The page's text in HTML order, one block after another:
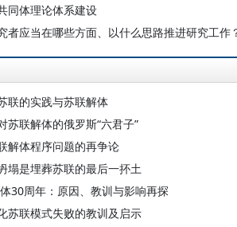
同体理论体系建设
者应当在哪些方面、以什么思路推进研究工作
联的实践与苏联解体
苏联解体的俄罗斯“六君子”
解体程序问题的再争论
塌是埋葬苏联的最后一抔土
30周年：原因、教训与影响再探
苏联模式失败的教训及启示